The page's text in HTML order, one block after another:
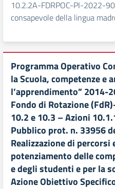
10.2.2A-FDRPOC-PI-2022-
consapevole della lingua
Programma Operativo
la Scuola, competenze e
l’apprendimento” 2014-
Fondo di Rotazione
10.2 e 10.3 – Azioni
Pubblico prot. n. 33956
Realizzazione di
potenziamento delle
e degli studenti e per la
Azione Obiettivo